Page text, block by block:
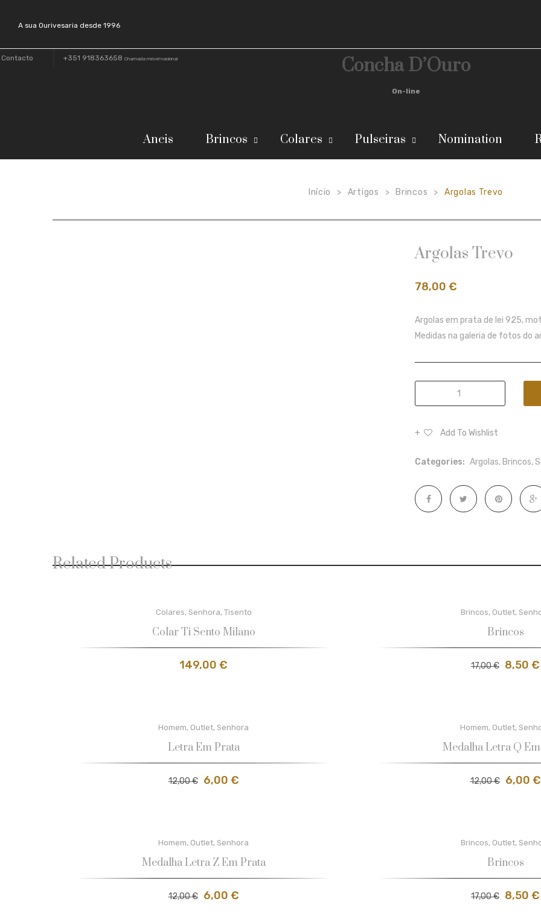
A sua Ourivesaria desde 1996
Contacto +351 918363658 Chamada móvel nacional Concha D’Ouro
On-line
Aneis Brincos Colares Pulseiras Nomination
Início > Artigos > Brincos > Argolas Trevo
Argolas Trevo
78,00 €
Argolas em prata de lei 925,
Medidas na galeria de fotos do
Trevo
Add To Wishlist
Categories: Argolas, Brincos,
Related Products
Colares, Senhora, Tisento
Colar Ti Sento Milano
149,00 €
Brincos, Outlet,
Brincos
17,00€ 8,50 €
Homem, Outlet, Senhora
Letra Em Prata
12,00€ 6,00 €
Homem, Outlet,
Medalha Letra Q
12,00€ 6,00 €
Homem, Outlet, Senhora
Medalha Letra Z Em Prata
12,00€ 6,00 €
Brincos, Outlet,
Brincos
17,00€ 8,50 €